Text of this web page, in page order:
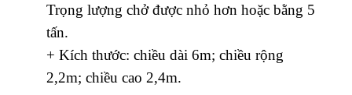
Trọng lượng chở được nhỏ hơn hoặc bằng 5
tấn.
+ Kích thước: chiều dài 6m; chiều rộng
2,2m; chiều cao 2,4m.